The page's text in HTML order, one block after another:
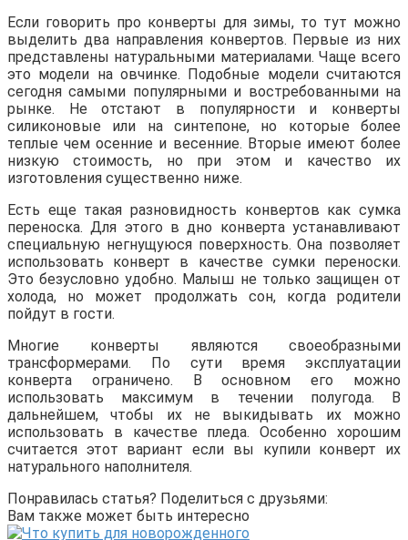
Если говорить про конверты для зимы, то тут можно
выделить два направления конвертов. Первые из них
представлены натуральными материалами. Чаще всего
это модели на овчинке. Подобные модели считаются
сегодня самыми популярными и востребованными на
рынке. Не отстают в популярности и конверты
силиконовые или на синтепоне, но которые более
теплые чем осенние и весенние. Вторые имеют более
низкую стоимость, но при этом и качество их
изготовления существенно ниже.
Есть еще такая разновидность конвертов как сумка
переноска. Для этого в дно конверта устанавливают
специальную негнущуюся поверхность. Она позволяет
использовать конверт в качестве сумки переноски.
Это безусловно удобно. Малыш не только защищен от
холода, но может продолжать сон, когда родители
пойдут в гости.
Многие конверты являются своеобразными
трансформерами. По сути время эксплуатации
конверта ограничено. В основном его можно
использовать максимум в течении полугода. В
дальнейшем, чтобы их не выкидывать их можно
использовать в качестве пледа. Особенно хорошим
считается этот вариант если вы купили конверт их
натурального наполнителя.
Понравилась статья? Поделиться с друзьями:
Вам также может быть интересно